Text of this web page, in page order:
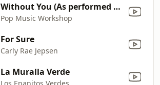
Without You (Αs performed by David Guetta ft Usher)
Pop Music Workshop
For Sure
Carly Rae Jepsen
La Muralla Verde
Los Enanitos Verdes